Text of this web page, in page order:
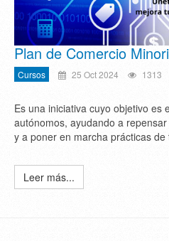
Plan de Comercio
Cursos 25 Oct 2024 1313
Es una iniciativa cuyo objetivo es
autónomos, ayudando a
y a poner en marcha prácticas
Leer más...